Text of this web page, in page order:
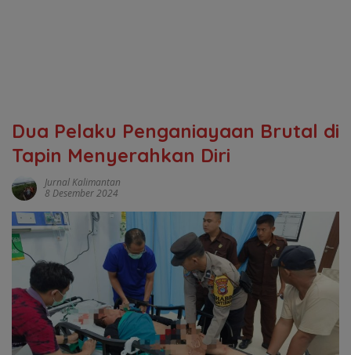
Dua Pelaku Penganiayaan Brutal di
Tapin Menyerahkan Diri
Jurnal Kalimantan
8 Desember 2024